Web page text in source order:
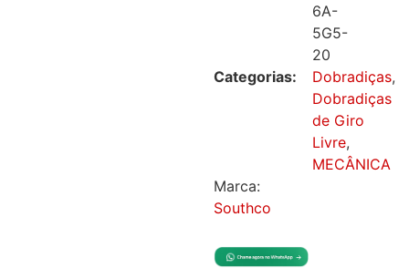
6A-
5G5-
20
Categorias:
Dobradiças,
Dobradiças
de Giro
Livre,
MECÂNICA
Marca:
Southco